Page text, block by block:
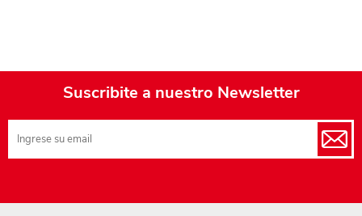
Suscribite a nuestro Newsletter